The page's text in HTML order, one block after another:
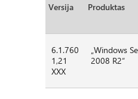
Versija Produktas
6.1.760
1,21
XXX
„Windows
2008 R2“